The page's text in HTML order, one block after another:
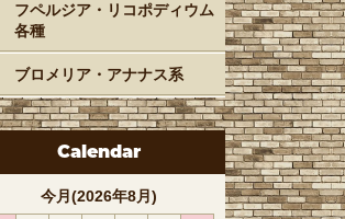
フペルジア・リコポディウム
各種
ブロメリア・アナナス系
Calendar
今月(2026年8月)